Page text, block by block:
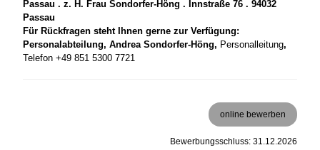
Passau . z. H. Frau Sondorfer-Höng . Innstraße 76 . 94032
Passau
Für Rückfragen steht Ihnen gerne zur Verfügung:
Personalabteilung, Andrea Sondorfer-Höng, Personalleitung,
Telefon +49 851 5300 7721
online bewerben
Bewerbungsschluss: 31.12.2026